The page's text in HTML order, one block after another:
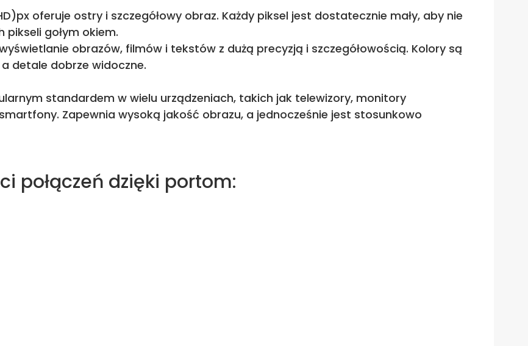
oferuje ostry i szczegółowy obraz. Każdy piksel jest dostatecznie mały, aby nie
pikseli gołym okiem.
obrazów, filmów i tekstów z dużą precyzją i szczegółowością. Kolory są
detale dobrze widoczne.
standardem w wielu urządzeniach, takich jak telewizory, monitory
Zapewnia wysoką jakość obrazu, a jednocześnie jest stosunkowo
połączeń dzięki portom: